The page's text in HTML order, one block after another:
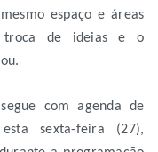
espaço e áreas
troca de ideias e o
com agenda de
sexta-feira (27),